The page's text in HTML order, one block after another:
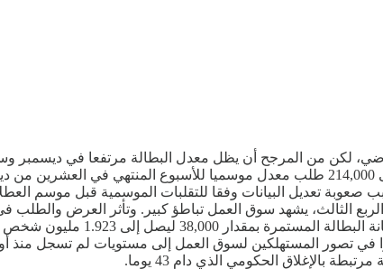
لكن من المرجح أن يظل معدل البطالة مرتفعا في ديسمبر
أمس الأربعاء، بإنخفاض طلبات إعانات البطالة لأول مرة بمقدار 10,000 طلب لتصل إلى 214,000 طلب
الأخيرة بسبب صعوبة تعديل البيانات وفقا للتقلبات الموسمية
الربع الثالث، يشهد سوق العمل تباطؤ كبير. وتأثر العرض
الهجرة. وأظهر التقرير الذي نشر مبكرا
بالإغلاق الحكومي الذي دام 43 يوما.